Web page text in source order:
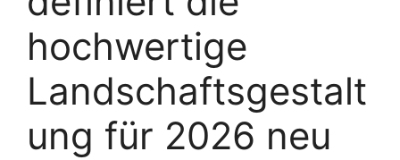
hochwertige
Landschaftsgestalt
ung für 2026 neu